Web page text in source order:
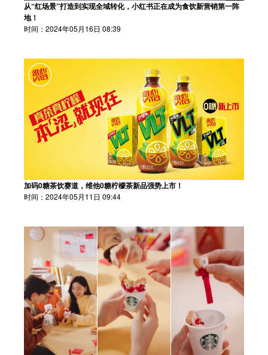
从“红场景”打造到实现全域转化，小红书正在成为食饮新营销第一阵
地！
时间：2024年05月16日 08:39
加码0糖茶饮赛道，维他0糖柠檬茶新品强势上市！
时间：2024年05月11日 09:44